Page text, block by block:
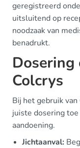
geregistreerd
uitsluitend op
noodzaak van
benadrukt.
Dosering
Colcrys
Bij het gebruik
juiste dosering
aandoening.
Jichtaanval: